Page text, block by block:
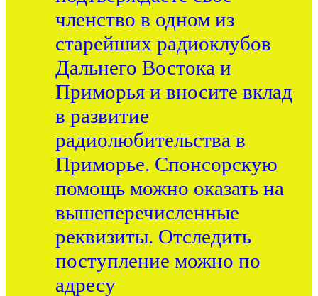
членство в одном из
старейших радиоклубов
Дальнего Востока и
Приморья и вносите вклад
в развитие
радиолюбительства в
Приморье. Спонсорскую
помощь можно оказать на
вышеперечисленные
реквизиты. Отследить
поступление можно по
адресу